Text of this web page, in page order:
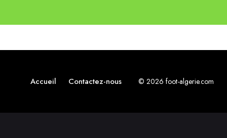
Accueil Contactez-nous © 2026 foot-algerie.com